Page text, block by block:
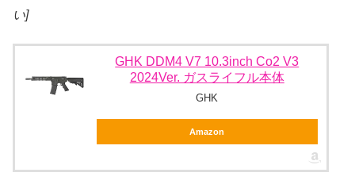
い]
GHK DDM4 V7 10.3inch Co2 V3
2024Ver. ガスライフル本体
GHK
Amazon